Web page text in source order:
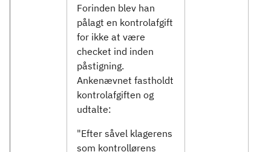
Forinden blev han
pålagt en kontrolafgift
for ikke at være
checket ind inden
påstigning.
Ankenævnet fastholdt
kontrolafgiften og
udtalte:
"Efter såvel klagerens
som kontrollørens